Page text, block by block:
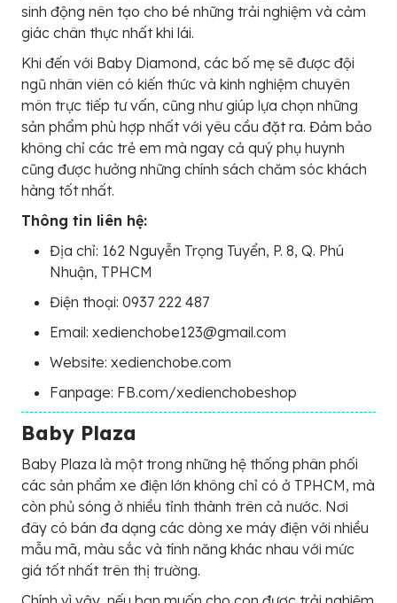
sinh động nên tạo cho bé những trải nghiệm và cảm
giác chân thực nhất khi lái.
Khi đến với Baby Diamond, các bố mẹ sẽ được đội
ngũ nhân viên có kiến thức và kinh nghiệm chuyên
môn trực tiếp tư vấn, cũng như giúp lựa chọn những
sản phẩm phù hợp nhất với yêu cầu đặt ra. Đảm bảo
không chỉ các trẻ em mà ngay cả quý phụ huynh
cũng được hưởng những chính sách chăm sóc khách
hàng tốt nhất.
Thông tin liên hệ:
Địa chỉ: 162 Nguyễn Trọng Tuyển, P. 8, Q. Phú
Nhuận, TPHCM
Điện thoại: 0937 222 487
Email: xedienchobe123@gmail.com
Website: xedienchobe.com
Fanpage: FB.com/xedienchobeshop
Baby Plaza
Baby Plaza là một trong những hệ thống phân phối
các sản phẩm xe điện lớn không chỉ có ở TPHCM, mà
còn phủ sóng ở nhiều tỉnh thành trên cả nước. Nơi
đây có bán đa dạng các dòng xe máy điện với nhiều
mẫu mã, màu sắc và tính năng khác nhau với mức
giá tốt nhất trên thị trường.